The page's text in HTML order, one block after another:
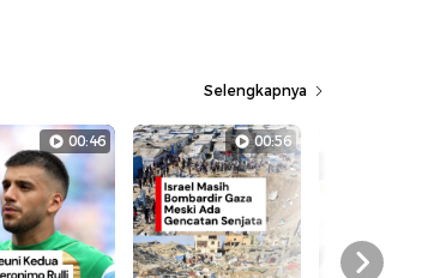
Selengkapnya
00:46 00:56